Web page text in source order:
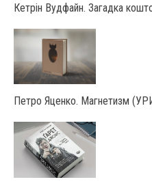
Кетрін Вудфайн. Загадка
Петро Яценко. Магнетизм